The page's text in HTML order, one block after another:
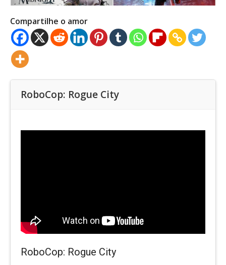
Compartilhe o amor
RoboCop: Rogue City
RoboCop: Rogue City